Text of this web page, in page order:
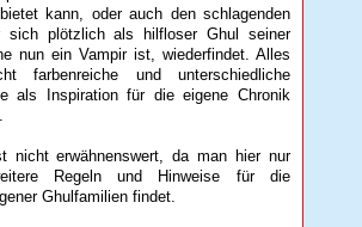
kann, oder auch den schlagenden
sich plötzlich als hilfloser Ghul seiner
nun ein Vampir ist, wiederfindet. Alles
farbenreiche und unterschiedliche
als Inspiration für die eigene Chronik
nicht erwähnenswert, da man hier nur
Regeln und Hinweise für die
Ghulfamilien findet.